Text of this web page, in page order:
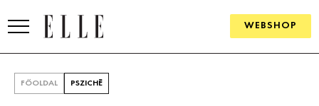
WEBSHOP
FŐOLDAL PSZICHÉ